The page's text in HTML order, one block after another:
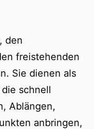
den
freistehenden
Sie dienen als
schnell
Ablängen,
anbringen,